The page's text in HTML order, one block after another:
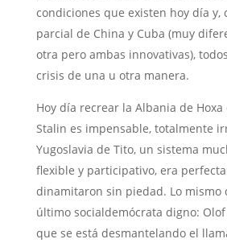
condiciones que existen hoy día y,
parcial de China y Cuba (muy
otra pero ambas innovativas),
crisis de una u otra manera.
Hoy día recrear la Albania de Hoxa
Stalin es impensable, totalmente
Yugoslavia de Tito, un sistema
flexible y participativo, era
dinamitaron sin piedad. Lo mismo
último socialdemócrata digno:
que se está desmantelando el